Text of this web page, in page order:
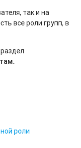
так и на
все роли групп, в
роли